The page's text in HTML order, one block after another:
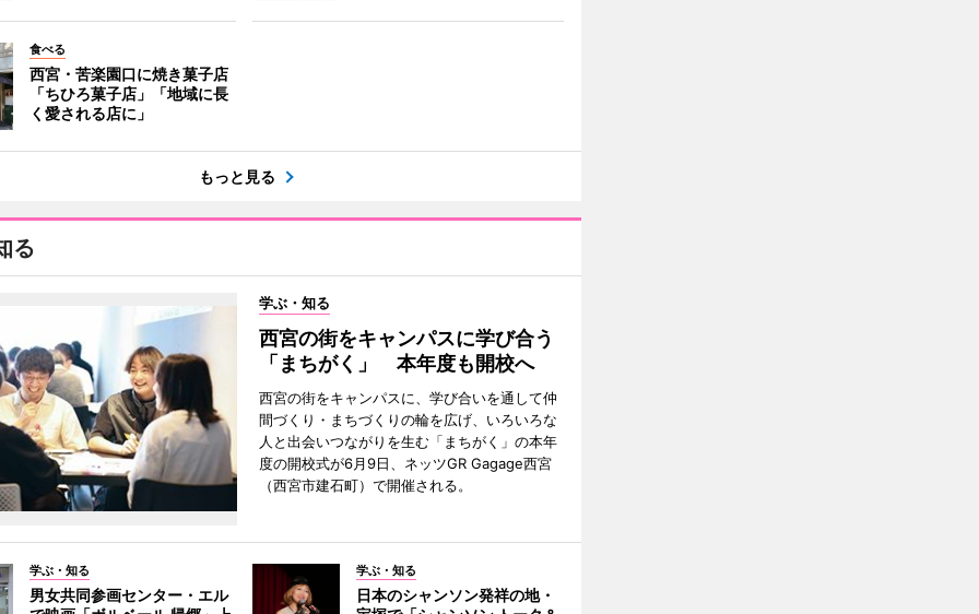
食べる
西宮・苦楽園口に焼き菓子店
「ちひろ菓子店」「地域に長
く愛される店に」
もっと見る
る
学ぶ・知る
西宮の街をキャンパスに学び合う
「まちがく」 本年度も開校へ
西宮の街をキャンパスに、学び合いを通して仲
間づくり・まちづくりの輪を広げ、いろいろな
人と出会いつながりを生む「まちがく」の本年
度の開校式が6月9日、ネッツGR Gagage西宮
（西宮市建石町）で開催される。
学ぶ・知る
男女共同参画センター・エル
学ぶ・知る
日本のシャンソン発祥の地・